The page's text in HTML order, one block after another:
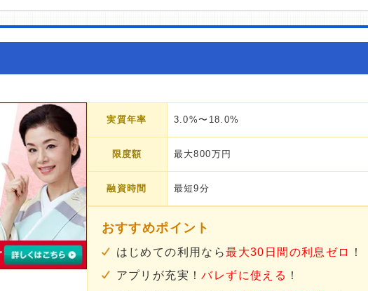
実質年率 3.0%〜18.0%
限度額 最大800万円
融資時間 最短9分
おすすめポイント
はじめての利用なら最大30日間の利息ゼロ
！
アプリが充実！バレずに使える ！